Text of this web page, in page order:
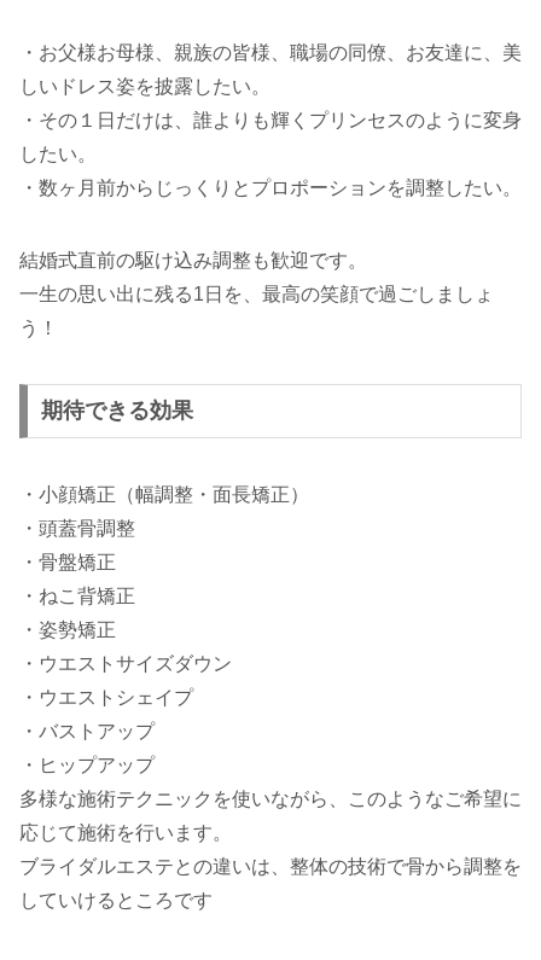
・お父様お母様、親族の皆様、職場の同僚、お友達に、美
しいドレス姿を披露したい。
・その１日だけは、誰よりも輝くプリンセスのように変身
したい。
・数ヶ月前からじっくりとプロポーションを調整したい。
結婚式直前の駆け込み調整も歓迎です。
一生の思い出に残る1日を、最高の笑顔で過ごしましょ
う！
期待できる効果
・小顔矯正（幅調整・面長矯正）
・頭蓋骨調整
・骨盤矯正
・ねこ背矯正
・姿勢矯正
・ウエストサイズダウン
・ウエストシェイプ
・バストアップ
・ヒップアップ
多様な施術テクニックを使いながら、このようなご希望に
応じて施術を行います。
ブライダルエステとの違いは、整体の技術で骨から調整を
していけるところです